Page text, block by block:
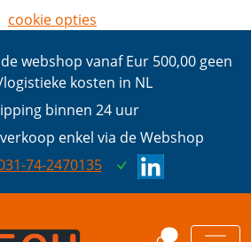
webshop vanaf Eur 500,00 geen
kosten in NL
binnen 24 uur
enkel via de Webshop
74-2470135
cookie opties
met cookies